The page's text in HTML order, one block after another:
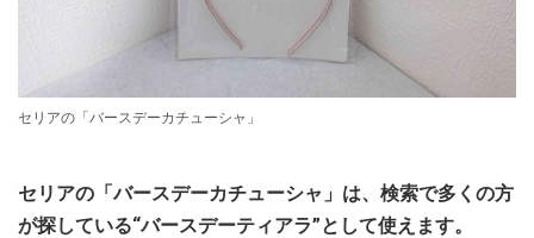
セリアの「バースデーカチューシャ」
セリアの「バースデーカチューシャ」は、検索で多くの方
が探している“バースデーティアラ”として使えます。